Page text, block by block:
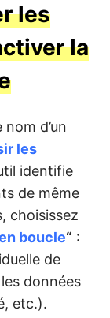
les
la
d’un
les
identifie
de même
choisissez
boucle“ :
de
données
etc.).